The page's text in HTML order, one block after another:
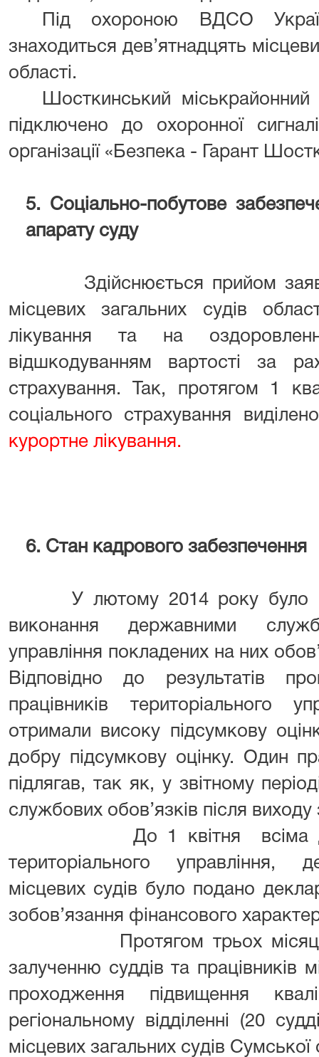
Під охороною ВДСО
знаходиться дев’ятнадцять
області.
Шосткинський
підключено до охоронної
організації «Безпека - Гарант
5. Соціально-побутове
апарату суду
Здійснюється прийом заяв
місцевих загальних судів
лікування та на
відшкодуванням вартості за
страхування. Так, протягом 1
соціального страхування
курортне лікування.
6. Стан кадрового забезпечення
У лютому 2014 року було
виконання державними
управління покладених на них
Відповідно до результатів
працівників територіального
отримали високу підсумкову
добру підсумкову оцінку. Один
підлягав, так як, у звітному
службових обов’язків після виходу
До 1 квітня всіма
територіального управління,
місцевих судів було подано
зобов’язання фінансового
Протягом трьох місяців
залученню суддів та працівників
проходження підвищення
регіональному відділенні (20
місцевих загальних судів Сумської